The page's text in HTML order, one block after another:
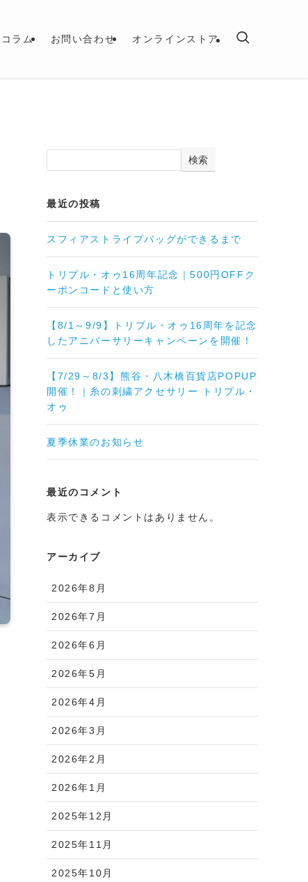
コラム お問い合わせ オンラインストア
検索
最近の投稿
スフィアストライプバッグができるまで
トリプル・オゥ16周年記念｜500円OFFク
ーポンコードと使い方
【8/1～9/9】トリプル・オゥ16周年を記念
したアニバーサリーキャンペーンを開催！
【7/29～8/3】熊谷・八木橋百貨店POPUP
開催！｜糸の刺繍アクセサリー トリプル・
オゥ
夏季休業のお知らせ
最近のコメント
表示できるコメントはありません。
アーカイブ
2026年8月
2026年7月
2026年6月
2026年5月
2026年4月
2026年3月
2026年2月
2026年1月
2025年12月
2025年11月
2025年10月